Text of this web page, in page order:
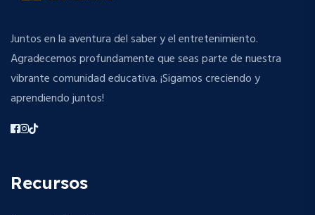
Juntos en la aventura del saber y el entretenimiento.
Agradecemos profundamente que seas parte de nuestra
vibrante comunidad educativa. ¡Sigamos creciendo y
aprendiendo juntos!
Recursos